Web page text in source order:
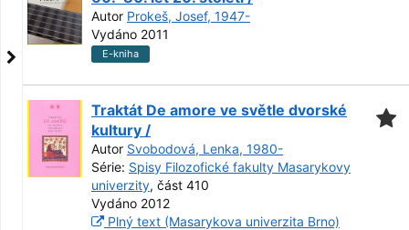
Autor Prokeš, Josef, 1947-
Vydáno 2011
E-kniha
Traktát De amore ve světle dvorské
kultury /
Autor Svobodová, Lenka, 1980-
Série: Spisy Filozofické fakulty Masarykovy
univerzity, část 410
Vydáno 2012
Plný text (Masarykova univerzita Brno)